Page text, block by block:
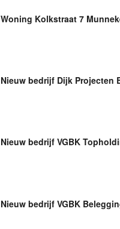
Woning Kolkstraat 7
Nieuw bedrijf Dijk Projecten
Nieuw bedrijf VGBK
Nieuw bedrijf VGBK